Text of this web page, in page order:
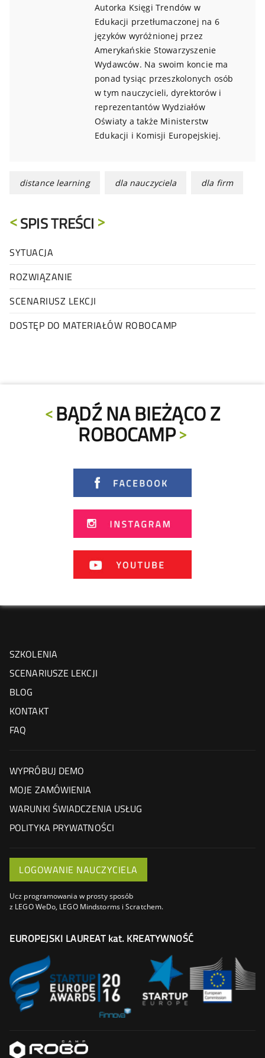
Autorka Księgi Trendów w
Edukacji przetłumaczonej na 6
języków wyróżnionej przez
Amerykańskie Stowarzyszenie
Wydawców. Na swoim koncie ma
ponad tysiąc przeszkolonych osób
w tym nauczycieli, dyrektorów i
reprezentantów Wydziałów
Oświaty a także Ministerstw
Edukacji i Komisji Europejskiej.
distance learning dla nauczyciela dla firm
SPIS TREŚCI
SYTUACJA
ROZWIĄZANIE
SCENARIUSZ LEKCJI
DOSTĘP DO MATERIAŁÓW ROBOCAMP
BĄDŹ NA BIEŻĄCO Z
ROBOCAMP
SZKOLENIA
SCENARIUSZE LEKCJI
BLOG
KONTAKT
FAQ
WYPRÓBUJ DEMO
MOJE ZAMÓWIENIA
WARUNKI ŚWIADCZENIA USŁUG
POLITYKA PRYWATNOŚCI
LOGOWANIE NAUCZYCIELA
Ucz programowania w prosty sposób
z LEGO WeDo, LEGO Mindstorms i Scratchem.
EUROPEJSKI LAUREAT kat. KREATYWNOŚĆ